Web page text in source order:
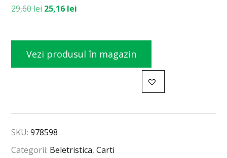
29,60lei 25,16 lei
Vezi produsul în magazin
SKU:978598
Categorii: Beletristica,Carti